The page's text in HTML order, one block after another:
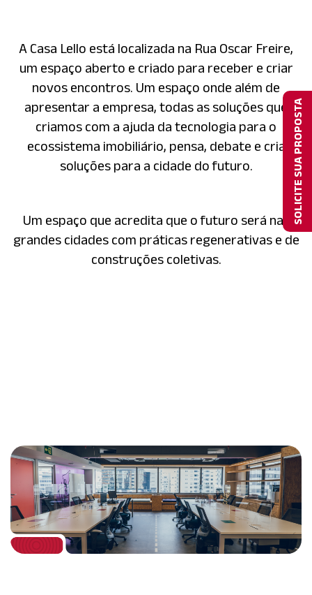
A Casa Lello está localizada na Rua Oscar Freire,
um espaço aberto e criado para receber e criar
novos encontros. Um espaço onde além de
apresentar a empresa, todas as soluções que
criamos com a ajuda da tecnologia para o
ecossistema imobiliário, pensa, debate e cria
soluções para a cidade do futuro.
Um espaço que acredita que o futuro será nas
grandes cidades com práticas regenerativas e de
construções coletivas.
SOLICITE SUA PROPOSTA